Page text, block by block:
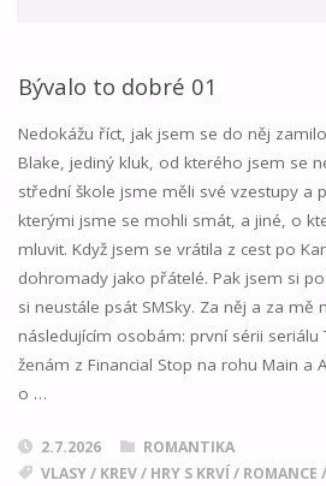
Bývalo to dobré 01
Nedokážu říct, jak jsem se do něj
Blake, jediný kluk, od kterého jsem se
střední škole jsme měli své vzestupy a
kterými jsme se mohli smát, a jiné, o
mluvit. Když jsem se vrátila z cest po
dohromady jako přátelé. Pak jsem si
si neustále psát SMSky. Za něj a za
následujícím osobám: první sérii seriálu
ženám z Financial Stop na rohu Main a
o …
2.7.2026
ROMANTIKA
VLASY/ KREV/ HRY S KRVÍ / ROMANCE /